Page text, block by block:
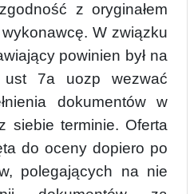
z oryginałem
W związku
powinien był na
7a uozp wezwać
dokumentów w
siebie terminie. Oferta
do oceny dopiero po
polegających na nie